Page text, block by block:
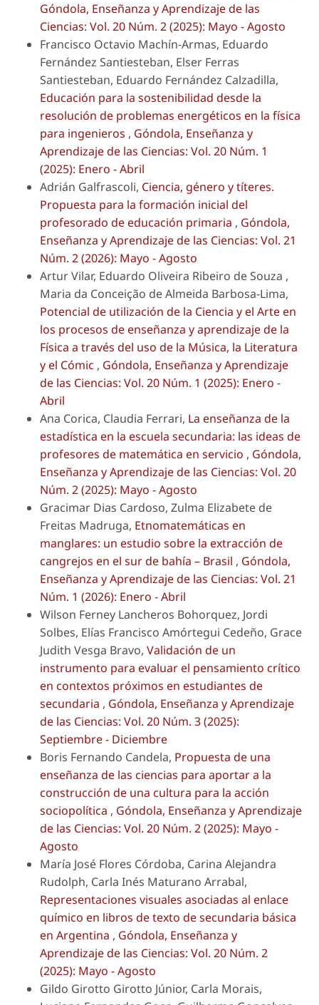
Góndola, Enseñanza y Aprendizaje de las
Ciencias: Vol. 20 Núm. 2 (2025): Mayo - Agosto
Francisco Octavio Machín-Armas, Eduardo
Fernández Santiesteban, Elser Ferras
Santiesteban, Eduardo Fernández Calzadilla,
Educación para la sostenibilidad desde la
resolución de problemas energéticos en la física
para ingenieros , Góndola, Enseñanza y
Aprendizaje de las Ciencias: Vol. 20 Núm. 1
(2025): Enero - Abril
Adrián Galfrascoli, Ciencia, género y títeres.
Propuesta para la formación inicial del
profesorado de educación primaria , Góndola,
Enseñanza y Aprendizaje de las Ciencias: Vol. 21
Núm. 2 (2026): Mayo - Agosto
Artur Vilar, Eduardo Oliveira Ribeiro de Souza ,
Maria da Conceição de Almeida Barbosa-Lima,
Potencial de utilización de la Ciencia y el Arte en
los procesos de enseñanza y aprendizaje de la
Física a través del uso de la Música, la Literatura
y el Cómic , Góndola, Enseñanza y Aprendizaje
de las Ciencias: Vol. 20 Núm. 1 (2025): Enero -
Abril
Ana Corica, Claudia Ferrari, La enseñanza de la
estadística en la escuela secundaria: las ideas de
profesores de matemática en servicio , Góndola,
Enseñanza y Aprendizaje de las Ciencias: Vol. 20
Núm. 2 (2025): Mayo - Agosto
Gracimar Dias Cardoso, Zulma Elizabete de
Freitas Madruga, Etnomatemáticas en
manglares: un estudio sobre la extracción de
cangrejos en el sur de bahía – Brasil , Góndola,
Enseñanza y Aprendizaje de las Ciencias: Vol. 21
Núm. 1 (2026): Enero - Abril
Wilson Ferney Lancheros Bohorquez, Jordi
Solbes, Elías Francisco Amórtegui Cedeño, Grace
Judith Vesga Bravo, Validación de un
instrumento para evaluar el pensamiento crítico
en contextos próximos en estudiantes de
secundaria , Góndola, Enseñanza y Aprendizaje
de las Ciencias: Vol. 20 Núm. 3 (2025):
Septiembre - Diciembre
Boris Fernando Candela, Propuesta de una
enseñanza de las ciencias para aportar a la
construcción de una cultura para la acción
sociopolítica , Góndola, Enseñanza y Aprendizaje
de las Ciencias: Vol. 20 Núm. 2 (2025): Mayo -
Agosto
María José Flores Córdoba, Carina Alejandra
Rudolph, Carla Inés Maturano Arrabal,
Representaciones visuales asociadas al enlace
químico en libros de texto de secundaria básica
en Argentina , Góndola, Enseñanza y
Aprendizaje de las Ciencias: Vol. 20 Núm. 2
(2025): Mayo - Agosto
Gildo Girotto Girotto Júnior, Carla Morais,